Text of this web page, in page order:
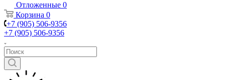
Отложенные 0
Корзина 0
+7 (905) 506-9356
+7 (905) 506-9356